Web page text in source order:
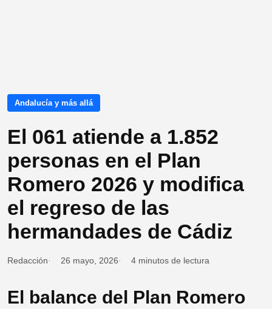
Andalucía y más allá
El 061 atiende a 1.852
personas en el Plan
Romero 2026 y modifica
el regreso de las
hermandades de Cádiz
Redacción 26 mayo, 2026 4 minutos de lectura
El balance del Plan Romero